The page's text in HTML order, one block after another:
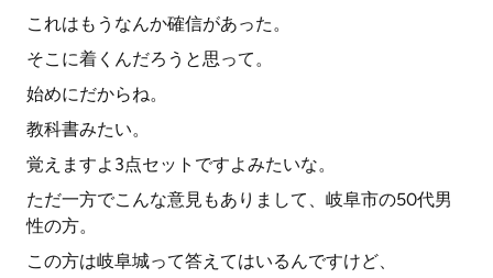
これはもうなんか確信があった。
そこに着くんだろうと思って。
始めにだからね。
教科書みたい。
覚えますよ3点セットですよみたいな。
ただ一方でこんな意見もありまして、岐阜市の50代男
性の方。
この方は岐阜城って答えてはいるんですけど、